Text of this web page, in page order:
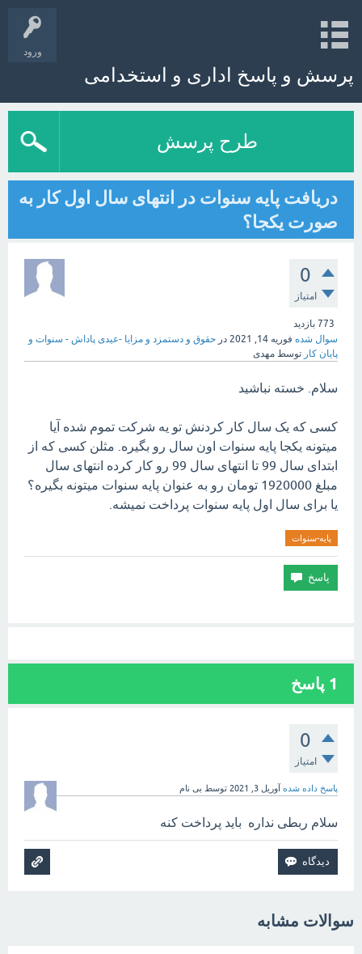
ورود
پرسش و پاسخ اداری و استخدامی
طرح پرسش
دریافت پایه سنوات در انتهای سال اول کار به
صورت یکجا؟
0
امتیاز
773 بازدید
سوال شده فوریه 14, 2021 در حقوق و دستمزد و مزایا -عیدی پاداش - سنوات و
پایان کار توسط مهدی
سلام. خسته نباشید
کسی که یک سال کار کردنش تو یه شرکت تموم شده آیا
میتونه یکجا پایه سنوات اون سال رو بگیره. مثلن کسی که از
ابتدای سال 99 تا انتهای سال 99 رو کار کرده انتهای سال
مبلغ 1920000 تومان رو به عنوان پایه سنوات میتونه بگیره؟
یا برای سال اول پایه سنوات پرداخت نمیشه.
پایه-سنوات
1 پاسخ
0
امتیاز
پاسخ داده شده آوریل 3, 2021 توسط بی نام
سلام ربطی نداره باید پرداخت کنه
سوالات مشابه